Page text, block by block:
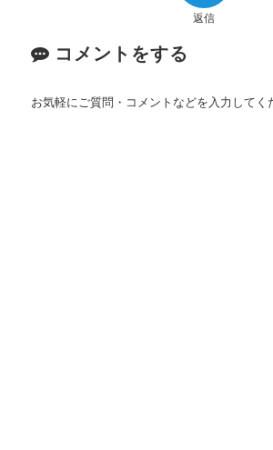
返信
コメントをする
お気軽にご質問・コメントなどを入力してく